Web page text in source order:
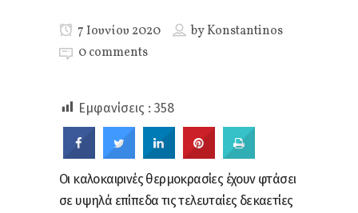
7 Ιουνίου 2020 byKonstantinos
0 comments
Εμφανίσεις : 358
Οι καλοκαιρινές θερμοκρασίες έχουν φτάσει
σε υψηλά επίπεδα τις τελευταίες δεκαετίες